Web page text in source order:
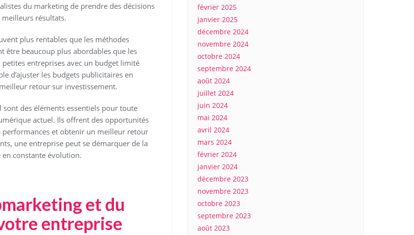
du marketing de prendre des décisions
résultats.
plus rentables que les méthodes
être beaucoup plus abordables que les
entreprises avec un budget limité
d’ajuster les budgets publicitaires en
retour sur investissement.
des éléments essentiels pour toute
actuel. Ils offrent des opportunités
et obtenir un meilleur retour
une entreprise peut se démarquer de la
constante évolution.
et du
entreprise
février 2025
janvier 2025
décembre 2024
novembre 2024
octobre 2024
septembre 2024
août 2024
juillet 2024
juin 2024
mai 2024
avril 2024
mars 2024
février 2024
janvier 2024
décembre 2023
novembre 2023
octobre 2023
septembre 2023
août 2023